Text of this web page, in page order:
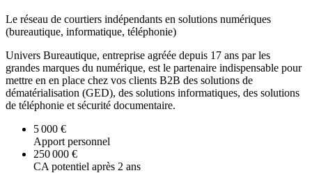
Le réseau de courtiers indépendants en solutions numériques
(bureautique, informatique, téléphonie)
Univers Bureautique, entreprise agréée depuis 17 ans par les
grandes marques du numérique, est le partenaire indispensable pour
mettre en en place chez vos clients B2B des solutions de
dématérialisation (GED), des solutions informatiques, des solutions
de téléphonie et sécurité documentaire.
5 000 €
Apport personnel
250 000 €
CA potentiel après 2 ans